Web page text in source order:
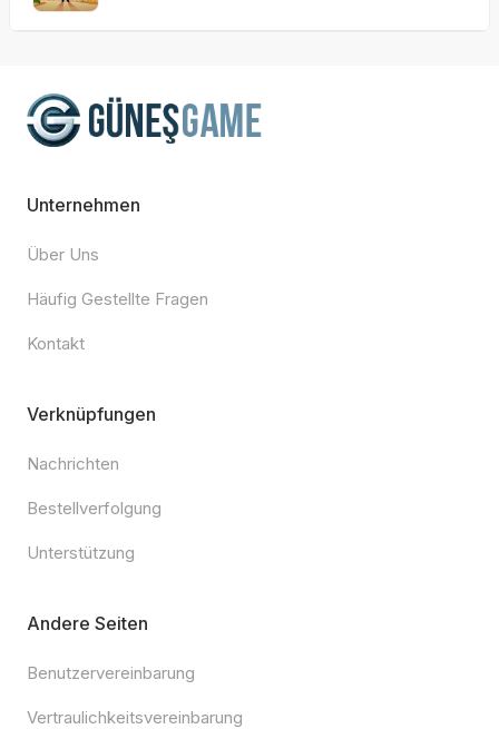
Unternehmen
Über Uns
Häufig Gestellte Fragen
Kontakt
Verknüpfungen
Nachrichten
Bestellverfolgung
Unterstützung
Andere Seiten
Benutzervereinbarung
Vertraulichkeitsvereinbarung